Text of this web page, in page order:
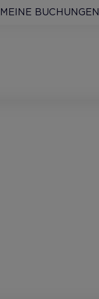
MEINE BUCHUNGEN